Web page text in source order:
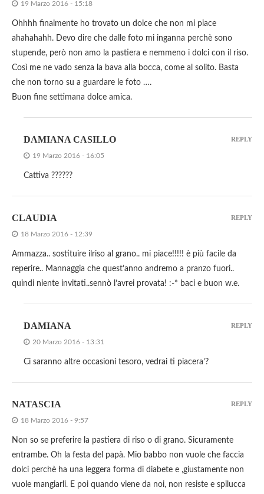
19 Marzo 2016 - 15:18
Ohhhh finalmente ho trovato un dolce che non mi piace
ahahahahh. Devo dire che dalle foto mi inganna perchè sono
stupende, però non amo la pastiera e nemmeno i dolci con il riso.
Così me ne vado senza la bava alla bocca, come al solito. Basta
che non torno su a guardare le foto ….
Buon fine settimana dolce amica.
DAMIANA CASILLO
19 Marzo 2016 - 16:05
Cattiva ??????
REPLY
CLAUDIA
18 Marzo 2016 - 12:39
Ammazza.. sostituire ilriso al grano.. mi piace!!!!! è più facile da
reperire.. Mannaggia che quest’anno andremo a pranzo fuori..
quindi niente invitati..sennò l’avrei provata! :-* baci e buon w.e.
REPLY
DAMIANA
20 Marzo 2016 - 13:31
Ci saranno altre occasioni tesoro, vedrai ti piacera’?
REPLY
NATASCIA
18 Marzo 2016 - 9:57
Non so se preferire la pastiera di riso o di grano. Sicuramente
entrambe. Oh la festa del papà. Mio babbo non vuole che faccia
dolci perchè ha una leggera forma di diabete e ,giustamente non
vuole mangiarli. E poi quando viene da noi, non resiste e spilucca
REPLY